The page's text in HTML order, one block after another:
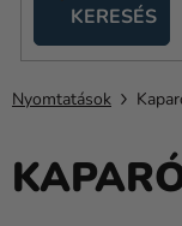
KERESÉS
sátrak
Kanekalon
Hélium
és
Nyomtatások